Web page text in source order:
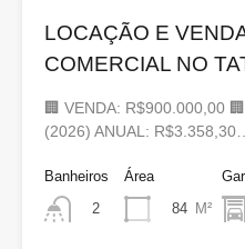
LOCAÇÃO E
COMERCIAL NO
🏢 VENDA: R$900.000,00
(2026) ANUAL: R$3.358,30…
Banheiros
2
Área
84 M²